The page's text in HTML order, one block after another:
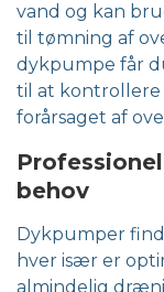
vand og kan
til tømning af
dykpumpe får
til at
forårsaget af
behov
Dykpumper
hver især er
almindelig